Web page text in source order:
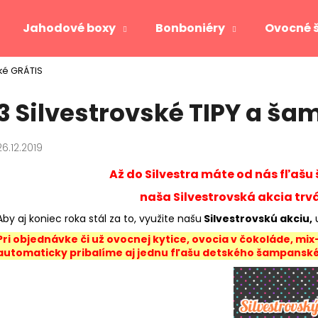
Jahodové boxy Bonboniéry Ovocné
GRÁTIS
Silvestrovské TIPY a
Až do Silvestra máte od nás fľašu
naša Silvestrovská akcia
aj koniec roka stál za to, využite našu Silvestrovskú akciu,
objednávke či už ovocnej kytice, ovocia v čokoláde,
pribalíme aj jednu fľašu detského
Čo potrebujete nájsť?
Odporúčame
VIKTORIA